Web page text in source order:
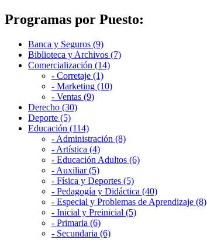
Programas por Puesto:
Banca y Seguros (9)
Biblioteca y Archivos (7)
Comercialización (14)
- Corretaje (1)
- Marketing (10)
- Ventas (9)
Derecho (30)
Deporte (5)
Educación (114)
- Administración (8)
- Artística (4)
- Educación Adultos (6)
- Auxiliar (5)
- Física y Deportes (5)
- Pedagogía y Didáctica (40)
- Especial y Problemas de Aprendizaje (8)
- Inicial y Preinicial (5)
- Primaria (6)
- Secundaria (6)